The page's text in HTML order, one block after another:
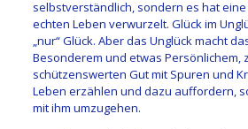
selbstverständlich, sondern es hat
echten Leben verwurzelt. Glück im
„nur“ Glück. Aber das Unglück macht
Besonderem und etwas Persönlichem,
schützenswerten Gut mit Spuren und
Leben erzählen und dazu auffordern,
mit ihm umzugehen.